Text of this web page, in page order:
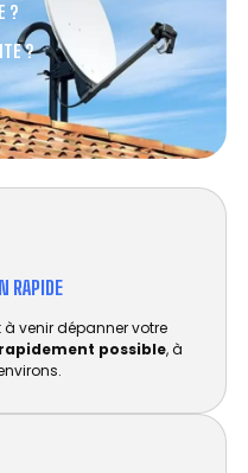
?
?
RAPIDE
venir dépanner votre
possible, à